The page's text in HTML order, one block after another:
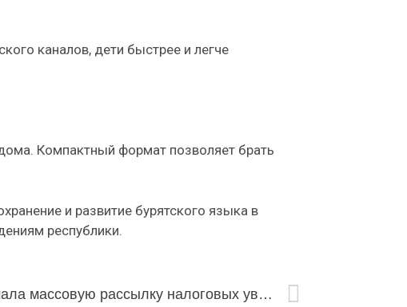
каналов, дети быстрее и легче
Компактный формат позволяет брать
и развитие бурятского языка в
республики.
ФНС начала массовую рассылку налоговых уведомлений за 2024 год